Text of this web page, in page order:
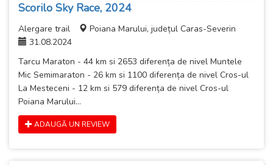
Scorilo Sky Race, 2024
Alergare trail
Poiana Marului, județul Caras-Severin
31.08.2024
Tarcu Maraton - 44 km si 2653 diferența de nivel Muntele
Mic Semimaraton - 26 km si 1100 diferența de nivel Cros-ul
La Mesteceni - 12 km si 579 diferența de nivel Cros-ul
Poiana Marului...
ADAUGĂ UN REVIEW